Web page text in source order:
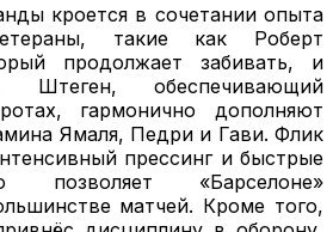
кроется в сочетании опыта
такие как Роберт
продолжает забивать, и
Штеген, обеспечивающий
гармонично дополняют
Ямаля, Педри и Гави. Флик
прессинг и быстрые
позволяет «Барселоне»
матчей. Кроме того,